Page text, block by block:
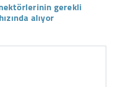
gerekli
alıyor